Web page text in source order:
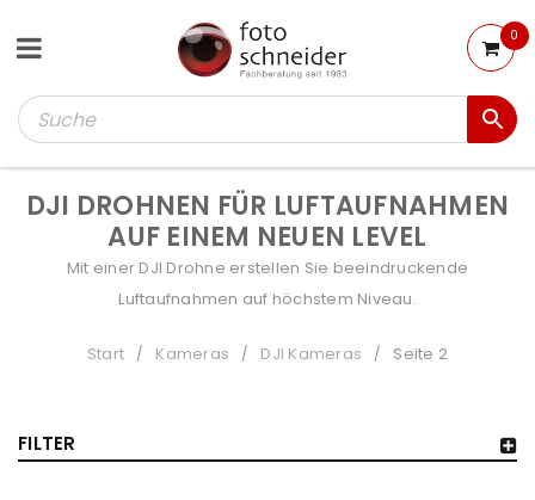
0
DJI DROHNEN FÜR LUFTAUFNAHMEN
AUF EINEM NEUEN LEVEL
Mit einer DJI Drohne erstellen Sie beeindruckende
Luftaufnahmen auf höchstem Niveau.
Start / Kameras / DJI Kameras / Seite 2
FILTER